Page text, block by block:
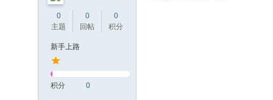
0
主题
0
回帖
0
积分
新手上路
积分 0